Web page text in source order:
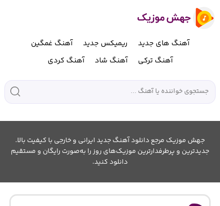
آهنگ های جدید ریمیکس جدید
آهنگ غمگین
آهنگ ترکی
آهنگ شاد آهنگ کردی
جهش موزیک مرجع دانلود آهنگ جدید ایرانی و خارجی با کیفیت بالا.
جدیدترین و پرطرفدارترین موزیک‌های روز را به‌صورت رایگان و مستقیم
دانلود کنید.